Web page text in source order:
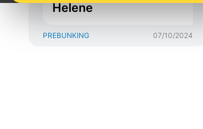
Helene
PREBUNKING 07/10/2024